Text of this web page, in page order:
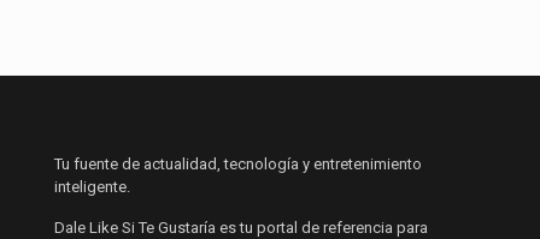
Tu fuente de actualidad, tecnología y entretenimiento
inteligente.
Dale Like Si Te Gustaría es tu portal de referencia para